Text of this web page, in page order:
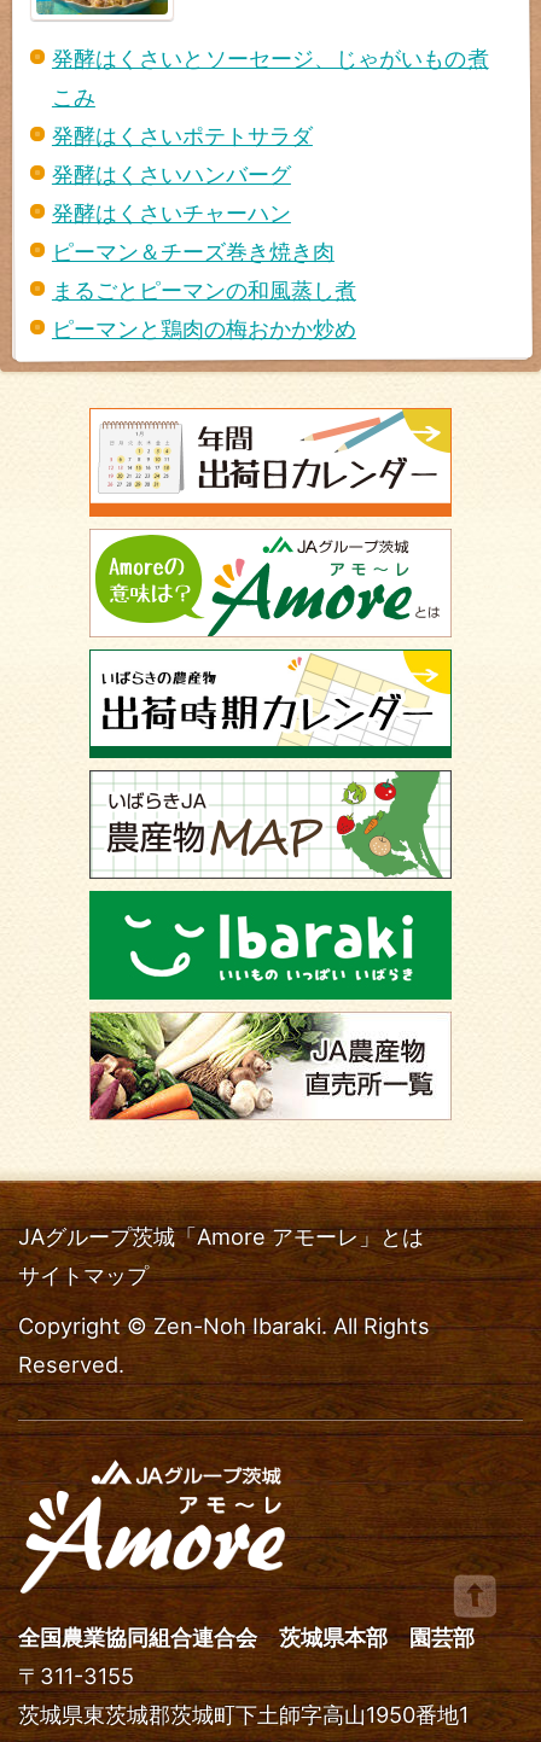
発酵はくさいとソーセージ、じゃがいもの煮
こみ
発酵はくさいポテトサラダ
発酵はくさいハンバーグ
発酵はくさいチャーハン
ピーマン＆チーズ巻き焼き肉
まるごとピーマンの和風蒸し煮
ピーマンと鶏肉の梅おかか炒め
JAグループ茨城「Amore アモーレ」とは
サイトマップ
Copyright © Zen-Noh Ibaraki. All Rights
Reserved.
全国農業協同組合連合会 茨城県本部 園芸部
〒311-3155
茨城県東茨城郡茨城町下土師字高山1950番地1